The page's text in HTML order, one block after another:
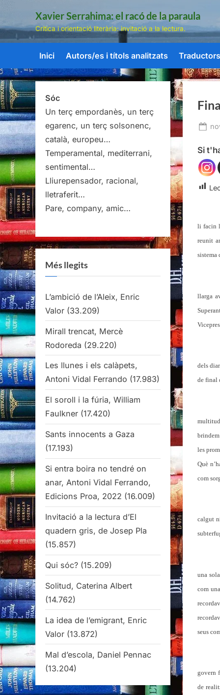
Skip
content
Xavier Serrahima: el racó de la paraula
Crítica i orientació literària: invitació a la lectura.
Inici Autors/es i títols analitzats
Si
li facin
reunit
sistema
llarga
dels
de final
les
Què
com
calgut
una
com
seus
govern
de
Sóc
Un terç empordanès, un terç
egarenc, un terç solsonenc,
català, europeu…
Temperamental, mediterrani,
sentimental…
Lliurepensador, racional,
lletraferit…
Pare, company, amic…
Més llegits
L’ambició de l’Aleix, Enric
Valor (33.209)
Mirall trencat, Mercè
Rodoreda (29.220)
Les llunes i els calàpets,
Antoni Vidal Ferrando (17.983)
El soroll i la fúria, William
Faulkner (17.420)
Sants innocents a Gaza
(17.193)
Si entra boira no tendré on
anar, Antoni Vidal Ferrando,
Edicions Proa, 2022 (16.009)
Invitació a la lectura d’El
quadern gris, de Josep Pla
(15.857)
Qui sóc? (15.209)
Solitud, Caterina Albert
(14.762)
La idea de l’emigrant, Enric
Valor (13.872)
Mal d’escola, Daniel Pennac
(13.204)